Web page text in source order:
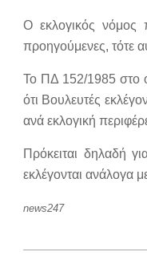
Ο εκλογικός νόμος
προηγούμενες, τότε
Το ΠΔ 152/1985 στο
ότι Βουλευτές
ανά εκλογική
Πρόκειται δηλαδή
εκλέγονται ανάλογα
news247